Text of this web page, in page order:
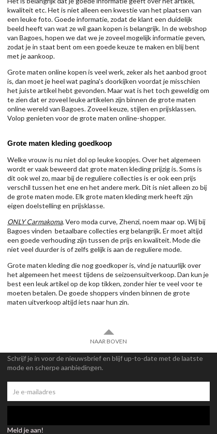
kwaliteit etc. Het is niet alleen een kwestie van het plaatsen van
een leuke foto. Goede informatie, zodat de klant een duidelijk
beeld heeft van wat ze wil gaan kopen is belangrijk. In de webshop
van Bagoes, hopen we dat we je zoveel mogelijk informatie geven,
zodat je in staat bent om een goede keuze te maken en blij bent
met je aankoop.
Grote maten online kopen is veel werk, zeker als het aanbod groot
is, dan moet je heel wat pagina's doorkijken voordat je misschien
het juiste artikel hebt gevonden. Maar wat is het toch geweldig om
te zien dat er zoveel leuke artikelen zijn binnen de grote maten
online wereld van Bagoes. Zoveel keuze, stijlen en prijsklassen.
Volop genieten voor de grote maten online-shopper.
Grote maten kleding goedkoop
Welke vrouw is nu niet dol op leuke koopjes. Over het algemeen
wordt er vaak beweerd dat grote maten kleding prijzig is. Soms is
dit ook wel zo, maar bij de reguliere collecties is er ook een prijs
verschil tussen het ene en het andere merk. Dit is niet alleen zo bij
de grote maten mode. Elk grote maten kleding merk heeft zijn
eigen doelstelling en prijsklasse.
ONLY Carmakoma, Vero moda curve, Zhenzi, noem maar op. Wij bij
Bagoes vinden betaalbare collecties erg belangrijk. Er moet altijd
een goede verhouding zijn tussen de prijs en kwaliteit. Mode die
niet veel duurder is of zelfs gelijk is aan de reguliere mode.
Grote maten kleding die nog goedkoper is, vind je natuurlijk over
het algemeen het meest tijdens de seizoensuitverkoop. Dan kun je
best een leuk artikel op de kop tikken, zonder hier te veel voor te
moeten betalen. De goede shoppers vinden binnen de grote
maten uitverkoop altijd iets naar hun zin.
NAAR BOVEN
Schrijf je in voor de nieuwsbrief en blijf up-to-date met de laatste
mode en scherpe aanbiedingen.
Meld je aan!